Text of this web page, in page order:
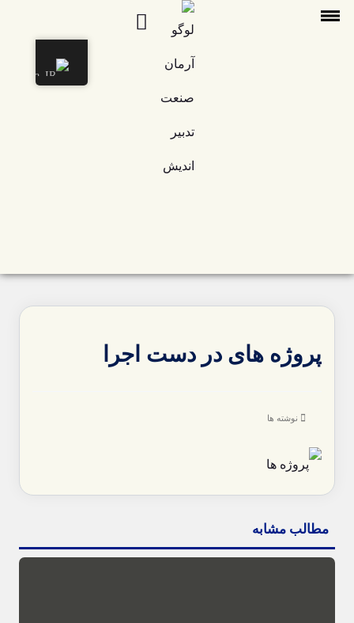
پروژه های در دست اجرا
نوشته ها
مطالب مشابه